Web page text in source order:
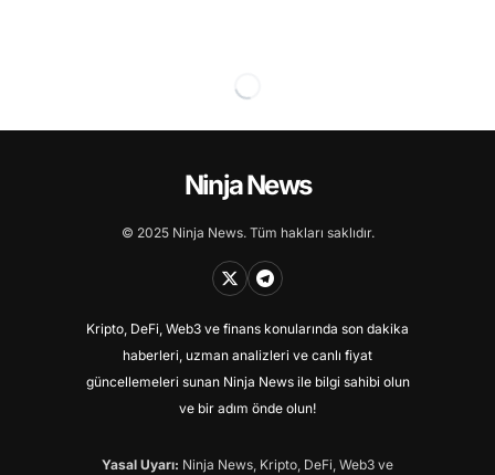
Ninja News
© 2025 Ninja News. Tüm hakları saklıdır.
Kripto, DeFi, Web3 ve finans konularında son dakika
haberleri, uzman analizleri ve canlı fiyat
güncellemeleri sunan Ninja News ile bilgi sahibi olun
ve bir adım önde olun!
Yasal Uyarı: Ninja News, Kripto, DeFi, Web3 ve